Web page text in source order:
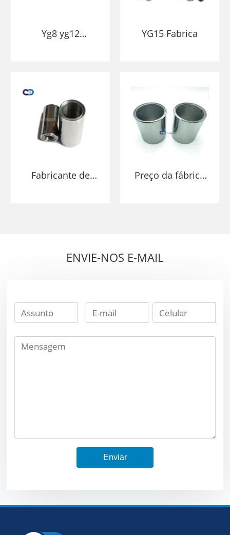
Yg8 yg12
YG15 Fabrica
Fabricante de
Preço da fábrica
Manga
ENVIE-NOS E-MAIL
Enviar